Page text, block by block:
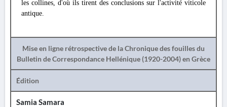
les collines, d'où ils tirent des conclusions sur l'activité viticole
antique.
Mise en ligne rétrospective de la Chronique des fouilles du
Bulletin de Correspondance Hellénique (1920-2004) en Grèce
Édition
Samia Samara